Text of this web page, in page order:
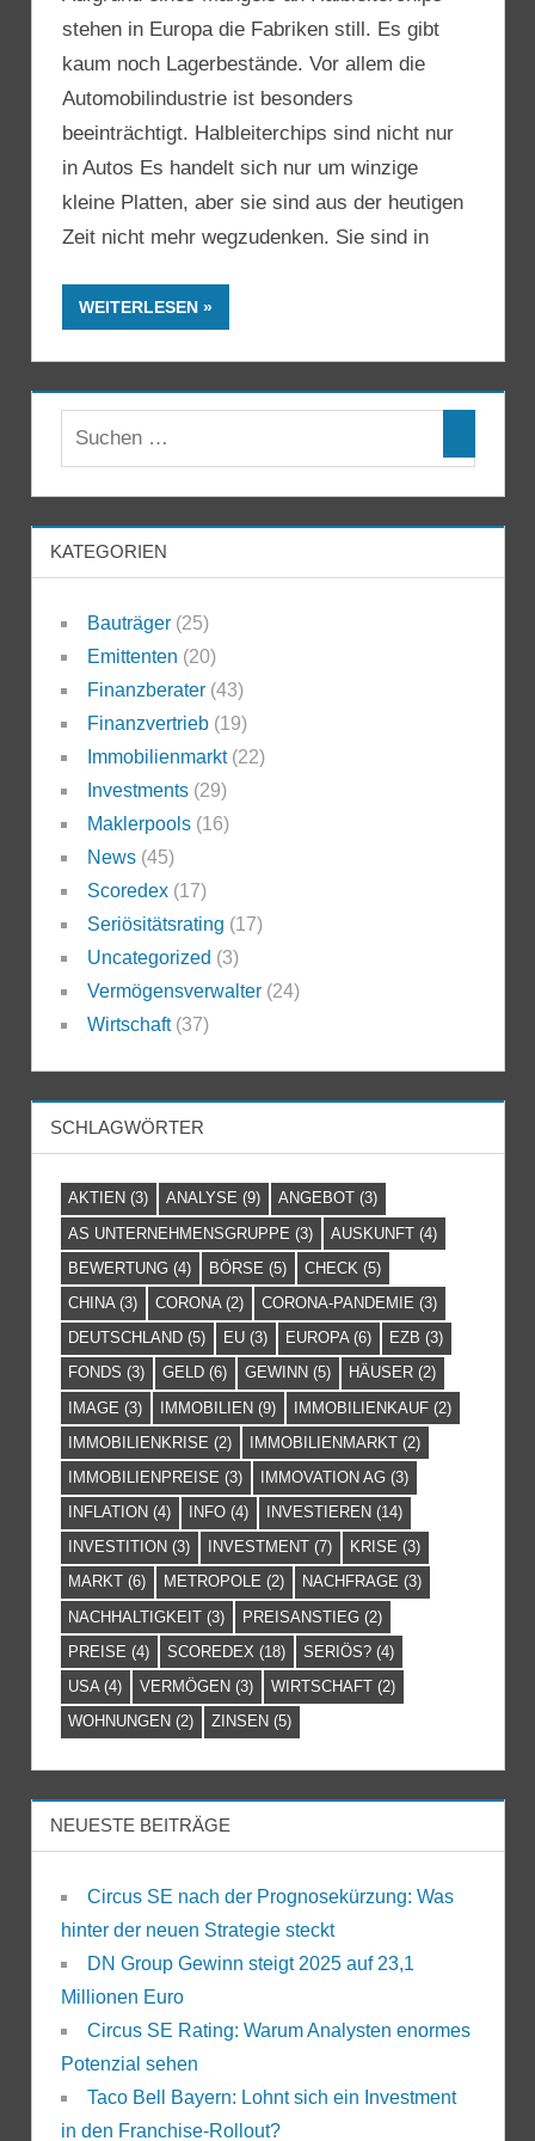
stehen in Europa die Fabriken still. Es gibt
kaum noch Lagerbestände. Vor allem die
Automobilindustrie ist besonders
beeinträchtigt. Halbleiterchips sind nicht nur
in Autos Es handelt sich nur um winzige
kleine Platten, aber sie sind aus der heutigen
Zeit nicht mehr wegzudenken. Sie sind in
WEITERLESEN
KATEGORIEN
Bauträger(25)
Emittenten (20)
Finanzberater(43)
Finanzvertrieb(19)
Immobilienmarkt(22)
Investments(29)
Maklerpools(16)
News(45)
Scoredex(17)
Seriösitätsrating (17)
Uncategorized (3)
Vermögensverwalter(24)
Wirtschaft(37)
SCHLAGWÖRTER
AKTIEN (3) ANALYSE (9) ANGEBOT (3)
AS UNTERNEHMENSGRUPPE (3) AUSKUNFT (4)
BEWERTUNG (4) BÖRSE (5) CHECK (5)
CHINA (3) CORONA (2) CORONA-PANDEMIE (3)
DEUTSCHLAND (5) EU (3) EUROPA(6) EZB (3)
FONDS (3) GELD (6) GEWINN (5) HÄUSER (2)
IMAGE (3) IMMOBILIEN (9) IMMOBILIENKAUF (2)
IMMOBILIENKRISE (2) IMMOBILIENMARKT (2)
IMMOBILIENPREISE (3) IMMOVATION AG (3)
INFLATION (4) INFO (4) INVESTIEREN (14)
INVESTITION (3) INVESTMENT (7) KRISE (3)
MARKT (6) METROPOLE (2) NACHFRAGE (3)
NACHHALTIGKEIT (3) PREISANSTIEG (2)
PREISE (4) SCOREDEX (18) SERIÖS? (4)
USA(4) VERMÖGEN (3) WIRTSCHAFT (2)
WOHNUNGEN (2) ZINSEN (5)
NEUESTE BEITRÄGE
Circus SE nach der Prognosekürzung: Was
hinter der neuen Strategie steckt
DN Group Gewinn steigt 2025 auf 23,1
Millionen Euro
Circus SE Rating: Warum Analysten enormes
Potenzial sehen
Taco Bell Bayern: Lohnt sich ein Investment
in den Franchise-Rollout?